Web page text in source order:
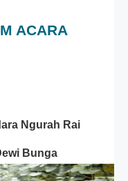
ACARA
Ngurah Rai
Bunga